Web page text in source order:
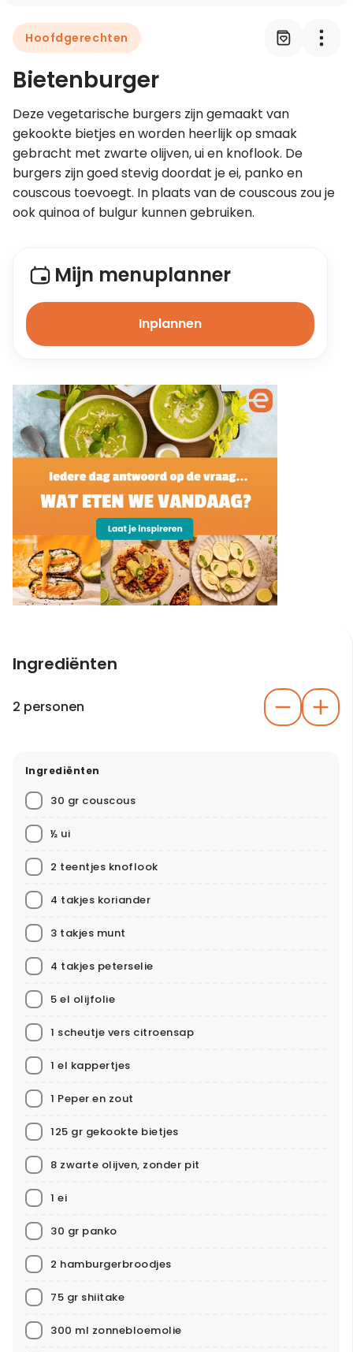
Leer koken als een chef
Hoofdgerechten
Bietenburger
Deze vegetarische burgers zijn gemaakt van
gekookte bietjes en worden heerlijk op smaak
gebracht met zwarte olijven, ui en knoflook. De
burgers zijn goed stevig doordat je ei, panko en
couscous toevoegt. In plaats van de couscous zou je
ook quinoa of bulgur kunnen gebruiken.
Mijn menuplanner
Inplannen
Ingrediënten
2 personen
Ingrediënten
30 gr couscous
½ ui
2 teentjes knoflook
4 takjes koriander
3 takjes munt
4 takjes peterselie
5 el olijfolie
1 scheutje vers citroensap
1 el kappertjes
1 Peper en zout
125 gr gekookte bietjes
8 zwarte olijven, zonder pit
1 ei
30 gr panko
2 hamburgerbroodjes
75 gr shiitake
300 ml zonnebloemolie